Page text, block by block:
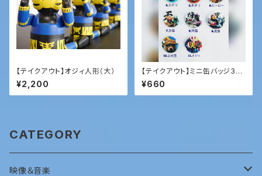
【テイクアウト】オジィ人形（大）
¥2,200
【テイクアウト】ミニ缶バッジ3個
セット
¥660
CATEGORY
映像＆音楽